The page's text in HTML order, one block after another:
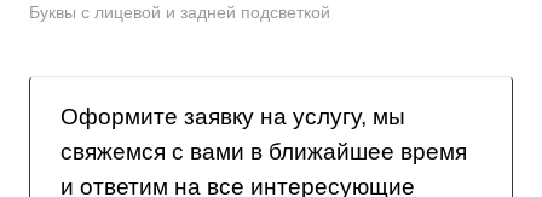
Буквы с лицевой и задней подсветкой
Оформите заявку на услугу, мы
свяжемся с вами в ближайшее время
и ответим на все интересующие